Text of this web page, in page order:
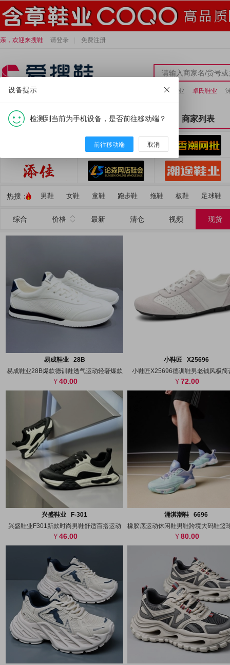
亲，欢迎来搜鞋 请登录 免费注册
小炫龙鞋业 卓氏鞋业
全部分类 首页 商家列表
热搜： 男鞋 女鞋 童鞋 跑步鞋 拖鞋 板鞋 足球鞋
综合 价格 最新 清仓 视频 现货
代发
易成鞋业 28B
易成鞋业28B爆款德训鞋透气运动轻奢爆款
40.00
代发
小鞋匠 X25696
小鞋匠X25696德训鞋男老钱风极简
72.00
代发
兴盛鞋业 F-301
兴盛鞋业F301新款时尚男鞋舒适百搭运动
46.00
代发
涌淇潮鞋 6696
80.00
设备提示
检测到当前为手机设备，是否前往移动端？
前往移动端 取消